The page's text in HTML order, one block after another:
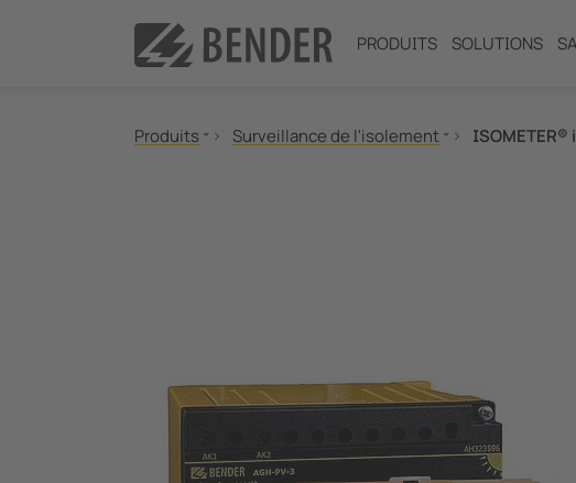
PRODUITS SOLUTIONS
Produits
Communication
Commutateurs pour les locaux à usage médical
Surveillance de l'isolement ISOMETER®